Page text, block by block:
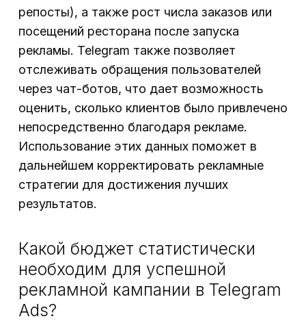
репосты), а также рост числа заказов или
посещений ресторана после запуска
рекламы. Telegram также позволяет
отслеживать обращения пользователей
через чат-ботов, что дает возможность
оценить, сколько клиентов было привлечено
непосредственно благодаря рекламе.
Использование этих данных поможет в
дальнейшем корректировать рекламные
стратегии для достижения лучших
результатов.
Какой бюджет статистически
необходим для успешной
рекламной кампании в Telegram
Ads?